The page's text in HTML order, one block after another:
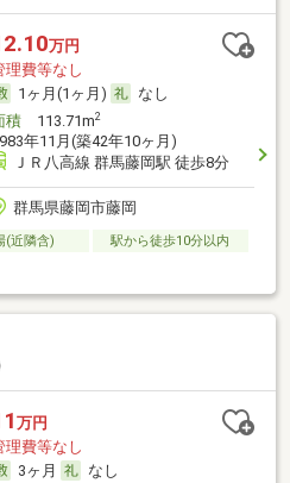
万円
理費等なし
1ヶ月(1ヶ月)
なし
積113.71m2
年11月(築42年10ヶ月)
ＪＲ八高線 群馬藤岡駅 徒歩8分
群馬県藤岡市藤岡
(近隣含)
駅から徒歩10分以内
万円
理費等なし
3ヶ月
なし